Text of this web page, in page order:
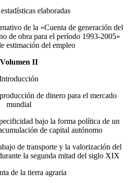
elaboradas
de la «Cuenta de generación del
de obra para el período 1993-2005»
estimación del empleo
Volumen II
de dinero para el mercado
mundial
bajo la forma política de un
de capital autónomo
de transporte y la valorización del
la segunda mitad del siglo XIX
de la tierra agraria